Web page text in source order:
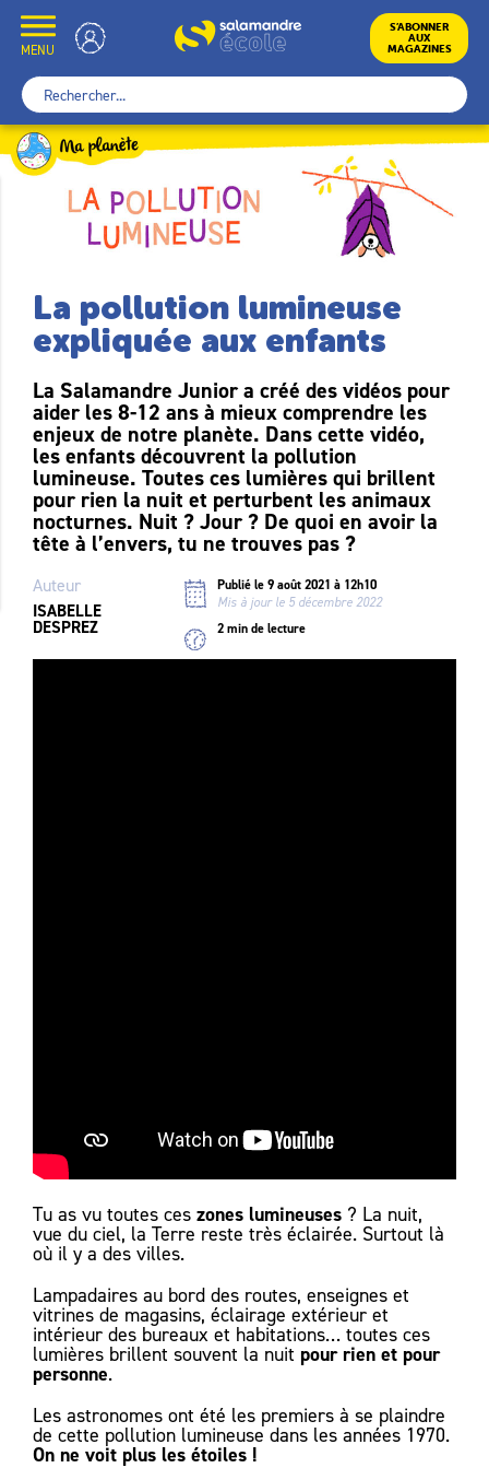
content
MENU
École S’ABONNER
AUX
MAGAZINES
Rechercher :
La pollution lumineuse
expliquée aux enfants
La Salamandre Junior a créé des vidéos pour
aider les 8-12 ans à mieux comprendre les
enjeux de notre planète. Dans cette vidéo,
les enfants découvrent la pollution
lumineuse. Toutes ces lumières qui brillent
pour rien la nuit et perturbent les animaux
nocturnes. Nuit ? Jour ? De quoi en avoir la
tête à l’envers, tu ne trouves pas ?
Auteur
ISABELLE
DESPREZ
Publié le 9 août 2021 à 12h10
Mis à jour le 5 décembre 2022
2 min de lecture
Tu as vu toutes ces zones lumineuses ? La nuit,
vue du ciel, la Terre reste très éclairée. Surtout là
où il y a des villes.
Lampadaires au bord des routes, enseignes et
vitrines de magasins, éclairage extérieur et
intérieur des bureaux et habitations… toutes ces
lumières brillent souvent la nuit pour rien et pour
personne.
Les astronomes ont été les premiers à se plaindre
de cette pollution lumineuse dans les années 1970.
On ne voit plus les étoiles !